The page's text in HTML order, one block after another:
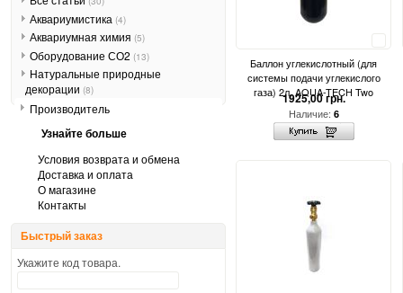
Баллон углекислотный (для
системы подачи углекислого
газа) 2л, AQUA-TECH Two
1925,00 грн.
Наличие: 6
Аквариумистика (4)
Аквариумная химия (5)
Оборудование СО2 (13)
Натуральные природные
декорации (8)
Производитель
Узнайте больше
Условия возврата и обмена
Доставка и оплата
О магазине
Контакты
Быстрый заказ
Укажите код товара.